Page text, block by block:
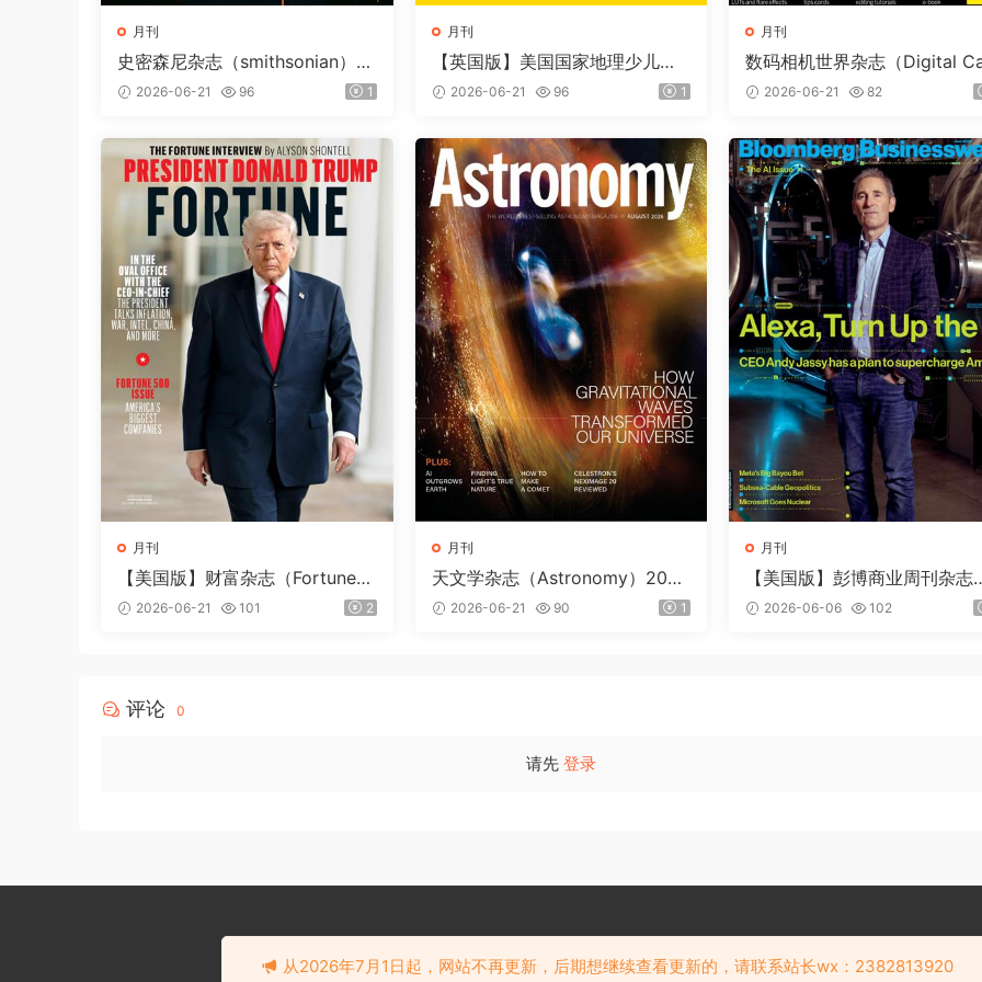
月刊
史密森尼杂志（smithsonian）2
026年夏季刊
2026-06-21 96 1
月刊
【英国版】美国国家地理少儿版
（National Geographic Kids）
第257期
2026-06-21 96 1
月刊
数码相机世界杂志（Digital
era World）2026年7月
2026-06-21 82
月刊
【美国版】财富杂志（Fortune）
2026年6-7月
2026-06-21 101 2
月刊
天文学杂志（Astronomy）2026
年8月
2026-06-21 90 1
月刊
【美国版】彭博商业周刊杂志
loomberg Businessweek）
6年6月
2026-06-06 102
评论 0
请先 登录
Copyright © 阅览天下 版权所有
从2026年7月1日起，网站不再更新，后期想继续查看更新的，请联系站长wx：2382813920